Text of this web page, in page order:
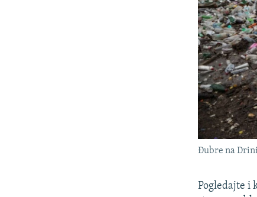
Đubre na
Pogledajte i